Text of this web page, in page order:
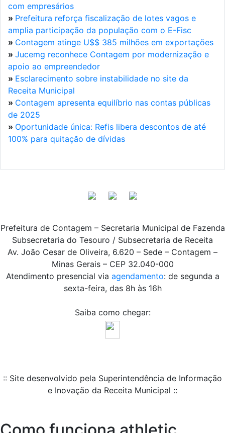
com empresários
» Prefeitura reforça fiscalização de lotes vagos e
amplia participação da população com o E-Fisc
» Contagem atinge U$$ 385 milhões em exportações
» Jucemg reconhece Contagem por modernização e
apoio ao empreendedor
» Esclarecimento sobre instabilidade no site da
Receita Municipal
» Contagem apresenta equilíbrio nas contas públicas
de 2025
» Oportunidade única: Refis libera descontos de até
100% para quitação de dívidas
Prefeitura de Contagem – Secretaria Municipal de Fazenda
Subsecretaria do Tesouro / Subsecretaria de Receita
Av. João Cesar de Oliveira, 6.620 – Sede – Contagem –
Minas Gerais – CEP 32.040-000
Atendimento presencial via agendamento: de segunda a
sexta-feira, das 8h às 16h
Saiba como chegar:
:: Site desenvolvido pela Superintendência de Informação
e Inovação da Receita Municipal ::